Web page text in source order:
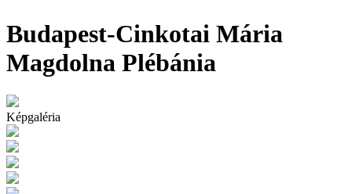
Budapest-Cinkotai Mária
Magdolna Plébánia
Képgaléria